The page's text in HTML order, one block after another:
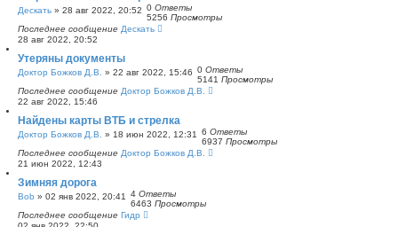
Дескать » 28 авг 2022, 20:52 0 Ответы
5256 Просмотры
Последнее сообщение Дескать
28 авг 2022, 20:52
Утеряны документы
Доктор Божков Д.В. » 22 авг 2022, 15:46 0 Ответы
5141 Просмотры
Последнее сообщение Доктор Божков Д.В.
22 авг 2022, 15:46
Найдены карты ВТБ и стрелка
Доктор Божков Д.В. » 18 июн 2022, 12:31 6 Ответы
6937 Просмотры
Последнее сообщение Доктор Божков Д.В.
21 июн 2022, 12:43
Зимняя дорога
Bob » 02 янв 2022, 20:41 4 Ответы
6463 Просмотры
Последнее сообщение Гидр